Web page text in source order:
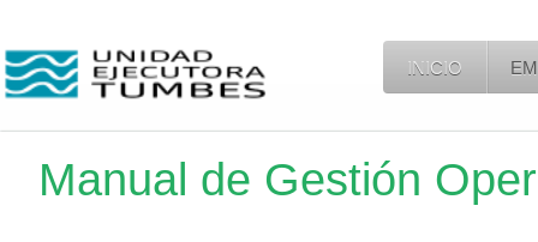
INICIO
Manual de Gestión